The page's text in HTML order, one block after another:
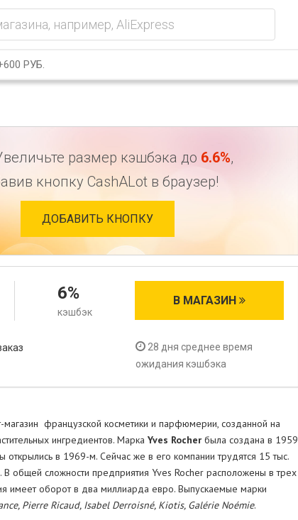
РУБ.
размер кэшбэка до 6.6%,
кнопку CashALot в браузер!
ДОБАВИТЬ КНОПКУ
В МАГАЗИН
6%
кэшбэк
28 дня среднее время
ожидания кэшбэка
магазин французской косметики и парфюмерии, созданной на
ингредиентов. МаркаYves Rocher была создана в 1959
открылись в 1969-м. Сейчас же в его компании трудятся 15 тыс.
общей сложности предприятия Yves Rocher расположены в трех
имеет оборот в два миллиарда евро. Выпускаемые марки
Pierre Ricaud, Isabel Derroisné, Kiotis, Galérie Noémie.